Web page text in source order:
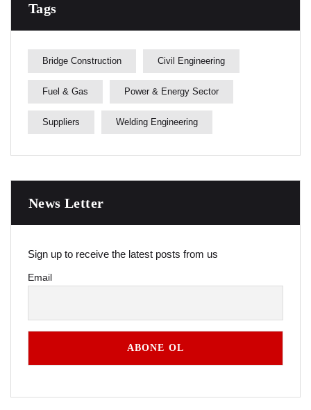
Tags
Bridge Construction Civil Engineering
Fuel & Gas Power & Energy Sector
Suppliers Welding Engineering
News Letter
Sign up to receive the latest posts from us
Email